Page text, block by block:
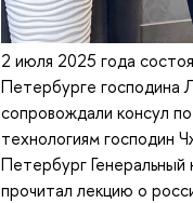
2 июля 2025 года
Петербурге господина
сопровождали консул
технологиям
Петербург
прочитал лекцию о